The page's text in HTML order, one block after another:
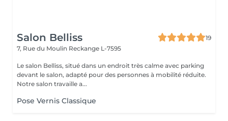
Salon Belliss
19
7, Rue du Moulin Reckange L-7595
Le salon Belliss, situé dans un endroit très calme avec parking
devant le salon, adapté pour des personnes à mobilité réduite.
Notre salon travaille a...
Pose Vernis Classique